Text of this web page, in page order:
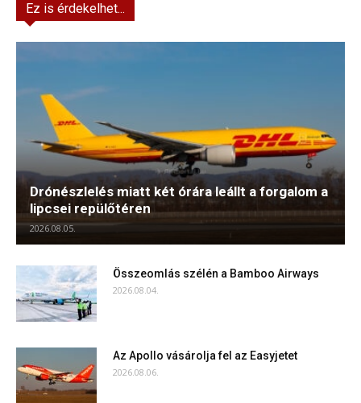
Ez is érdekelhet...
Drónészlelés miatt két órára leállt a forgalom a
lipcsei repülőtéren
2026.08.05.
Összeomlás szélén a Bamboo Airways
2026.08.04.
Az Apollo vásárolja fel az Easyjetet
2026.08.06.